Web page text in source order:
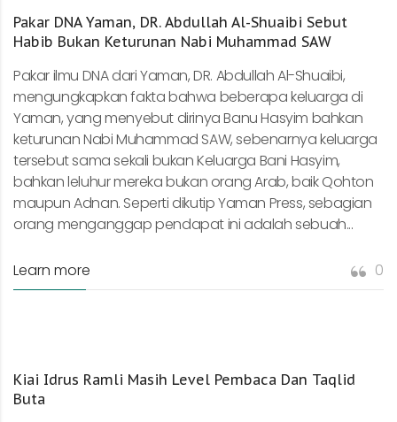
Pakar DNA Yaman, DR. Abdullah Al-Shuaibi Sebut
Habib Bukan Keturunan Nabi Muhammad SAW
Pakar ilmu DNA dari Yaman, DR. Abdullah Al-Shuaibi,
mengungkapkan fakta bahwa beberapa keluarga di
Yaman, yang menyebut dirinya Banu Hasyim bahkan
keturunan Nabi Muhammad SAW, sebenarnya keluarga
tersebut sama sekali bukan Keluarga Bani Hasyim,
bahkan leluhur mereka bukan orang Arab, baik Qohton
maupun Adnan. Seperti dikutip Yaman Press, sebagian
orang menganggap pendapat ini adalah sebuah...
Learn more 0
Kiai Idrus Ramli Masih Level Pembaca Dan Taqlid
Buta